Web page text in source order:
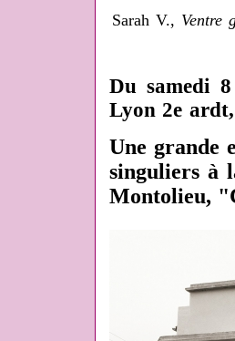
Sarah V., Ventre
Du samedi
Lyon 2e
Une grande
singuliers à
Montolieu,